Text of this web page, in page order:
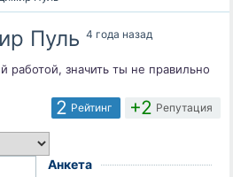
Пуль 4 года назад
работой, значить ты не правильно
+2 Репутация
2 Рейтинг
Анкета